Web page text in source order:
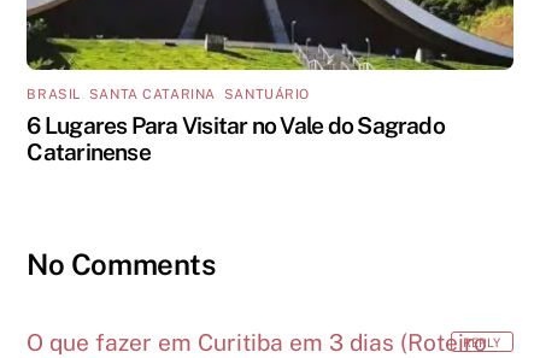
BRASIL SANTA CATARINA SANTUÁRIO
6 Lugares Para Visitar no Vale do Sagrado
Catarinense
No Comments
O que fazer em Curitiba em 3 dias (Roteiro
REPLY